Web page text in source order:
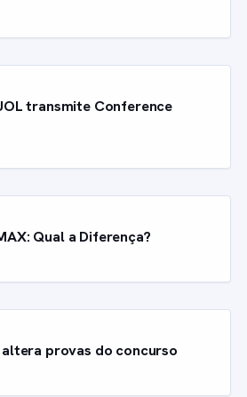
transmite Conference
Qual a Diferença?
provas do concurso